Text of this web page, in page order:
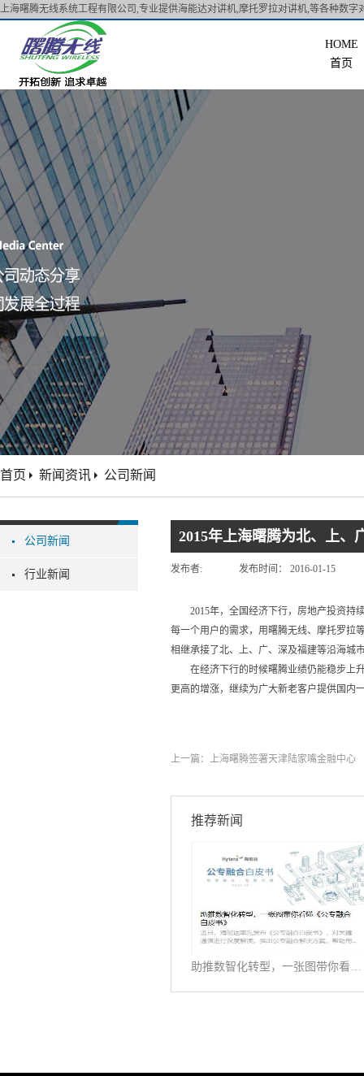
上海曙腾无线系统工程有限公司,专业提供海能达对讲机,摩托罗拉对讲机,等各种数字
首页
公司新闻
行业新闻
首页 新闻资讯 公司新闻
2015年上海曙腾为北、上、
发布者: 发布时间： 2016-01-15
2015年，全国经济下行，房地产投资持
每一个用户的需求，用曙腾无线、摩托罗拉
相继承接了北、上、广、深及福建等沿海城
在经济下行的时候曙腾业绩仍能稳步上
更高的增涨，继续为广大新老客户提供国内
上一篇： 上海曙腾签署天津陆家嘴金融中心
推荐新闻
助推数智化转型，一张图带你看懂《公专融合白皮书》